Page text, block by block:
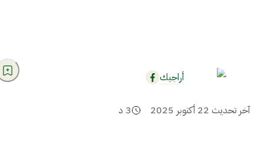
أراجيك
آخر تحديث 22 أكتوبر 2025 3 د